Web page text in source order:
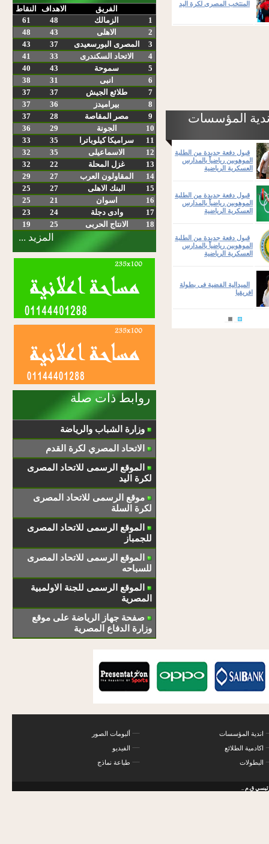
الفريق الاهداف
النقاط
1
الزمالك 48
61
2
الاهلى 43
48
3
المصرى البورسعيدى 37
43
4
الاتحاد السكندرى 33
41
5
سموحة 43
40
6
انبى 31
38
7
طلائع الجيش 37
37
8
بيراميدز 36
37
9
مصر المقاصة 28
37
10
الجونة 29
36
11
سراميكا كيلوباترا 35
33
12
الاسماعيلى 35
32
13
غزل المحلة 22
32
14
المقاولون العرب 27
29
15
البنك الاهلى 27
25
16
اسوان 21
25
17
وادى دجلة 24
23
18
الانتاج الحربى 25
19
المزيد ...
روابط ذات صلة
وزارة الشباب والرياضة
الاتحاد المصري لكرة القدم
الموقع الرسمى للاتحاد المصرى
لكرة اليد
موقع الرسمى للاتحاد المصرى
لكرة السلة
الموقع الرسمى للاتحاد المصرى
للجمباز
الموقع الرسمى للاتحاد المصرى
للسباحه
الموقع الرسمى للجنة الاولمبية
المصرية
صفحة جهاز الرياضة على موقع
وزارة الدفاع المصرية
المنتخب المصرى لكرة اليد
المؤسسات
قبول دفعة جديدة من الطلبة
الموهوبين رياضياً بالمدارس
العسكرية الرياضية
قبول دفعة جديدة من الطلبة
الموهوبين رياضياً بالمدارس
العسكرية الرياضية
قبول دفعة جديدة من الطلبة
الموهوبين رياضياً بالمدارس
العسكرية الرياضية
الميدالية الفضية فى بطولة
افريقيا
ألبومات الصور
الفيديو
طباعة نماذج
اندية المؤسسات
اكادمية الطلائع
البطولات